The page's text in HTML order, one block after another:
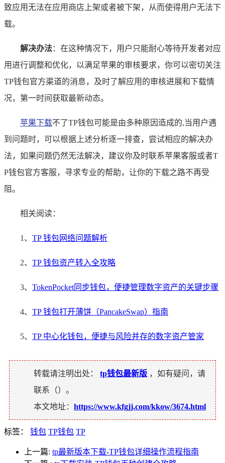
致应用无法在应用商店上架或者被下架，从而使得用户无法下
载。
解决办法：在这种情况下，用户只能耐心等待开发者对应
用进行调整和优化，以满足苹果的审核要求，你可以密切关注
TP钱包官方渠道的消息，及时了解应用的审核进展和下载情
况，第一时间获取最新动态。
苹果下载不了TP钱包可能是由多种原因造成的,当用户遇
到问题时，可以根据上述分析逐一排查，尝试相应的解决办
法，如果问题仍然无法解决，建议你及时联系苹果客服或者T
P钱包官方客服，寻求专业的帮助，让你的下载之路不再受
阻。
相关阅读：
1、 TP 钱包网络问题解析
2、 TP 钱包资产转入全攻略
3、 TokenPocket同步钱包，便捷管理数字资产的关键步骤
4、 TP 钱包打开薄饼（PancakeSwap）指南
5、 TP 中心化钱包，便捷与风险并存的数字资产管家
转载请注明出处： tp钱包最新版 ，如有疑问，请
联系（）。
本文地址： https://www.kfgjj.com/kkow/3674.html
标签： 钱包 TP钱包 TP
上一篇: tp最新版本下载-TP钱包详细操作流程指南